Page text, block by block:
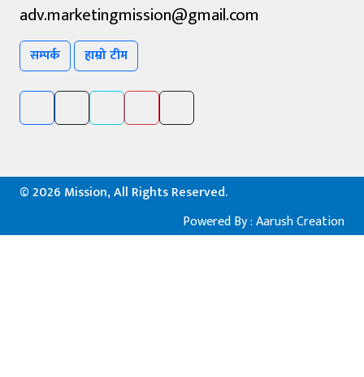
adv.marketingmission@gmail.com
सम्पर्क हाम्रो टीम
©2026 Mission, All Rights Reserved.
Powered By :Aarush Creation